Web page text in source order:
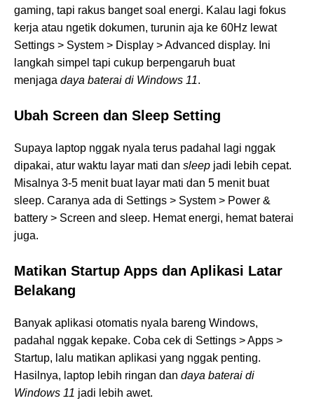
gaming, tapi rakus banget soal energi. Kalau lagi fokus
kerja atau ngetik dokumen, turunin aja ke 60Hz lewat
Settings > System > Display > Advanced display. Ini
langkah simpel tapi cukup berpengaruh buat
menjaga daya baterai di Windows 11.
Ubah Screen dan Sleep Setting
Supaya laptop nggak nyala terus padahal lagi nggak
dipakai, atur waktu layar mati dan sleep jadi lebih cepat.
Misalnya 3-5 menit buat layar mati dan 5 menit buat
sleep. Caranya ada di Settings > System > Power &
battery > Screen and sleep. Hemat energi, hemat baterai
juga.
Matikan Startup Apps dan Aplikasi Latar
Belakang
Banyak aplikasi otomatis nyala bareng Windows,
padahal nggak kepake. Coba cek di Settings > Apps >
Startup, lalu matikan aplikasi yang nggak penting.
Hasilnya, laptop lebih ringan dan daya baterai di
Windows 11 jadi lebih awet.